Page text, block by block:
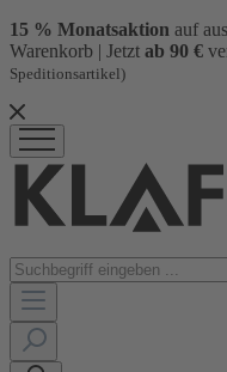
15 % Monatsaktion auf
Warenkorb | Jetzt ab 90 €
Speditionsartikel)